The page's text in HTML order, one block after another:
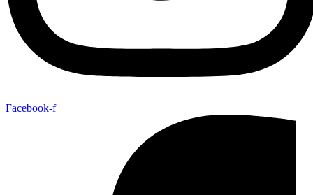
Facebook-f